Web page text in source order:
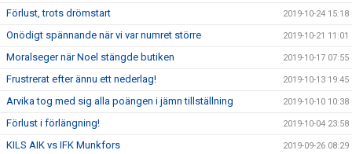
Förlust, trots drömstart 2019-10-24 15:18
Onödigt spännande när vi var numret större 2019-10-21 11:01
Moralseger när Noel stängde butiken 2019-10-17 07:55
Frustrerat efter ännu ett nederlag! 2019-10-13 19:45
Arvika tog med sig alla poängen i jämn tillställning 2019-10-10 10:38
Förlust i förlängning! 2019-10-04 23:58
KILS AIK vs IFK Munkfors 2019-09-26 08:29